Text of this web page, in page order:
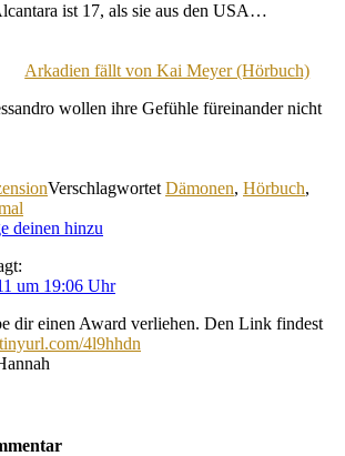
ist 17, als sie aus den USA…
Arkadien fällt von Kai Meyer (Hörbuch)
wollen ihre Gefühle füreinander nicht
Verschlagwortet Dämonen, Hörbuch,
deinen hinzu
um 19:06 Uhr
dir einen Award verliehen. Den Link findest
4l9hhdn